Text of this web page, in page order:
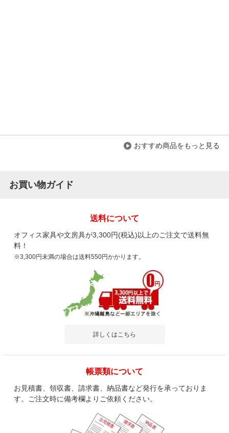
おすすめ商品をもっと見る
お買い物ガイド
送料について
オフィス家具や文房具が3,300円(税込)以上のご注文で送料無
料！
※3,300円未満の場合は送料550円かかります。
詳しくはこちら
帳票類について
お見積書、領収書、請求書、納品書など発行を承っておりま
す。ご注文時に備考欄よりご依頼ください。